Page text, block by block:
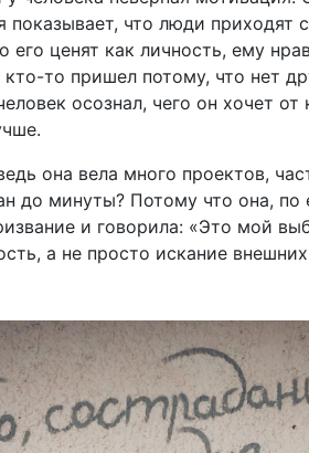
что люди приходят
ценят как личность, ему
то пришел потому, что нет
осознал, чего он хочет
она вела много проектов,
до минуты? Потому что она,
и говорила: «Это мой
а не просто искание